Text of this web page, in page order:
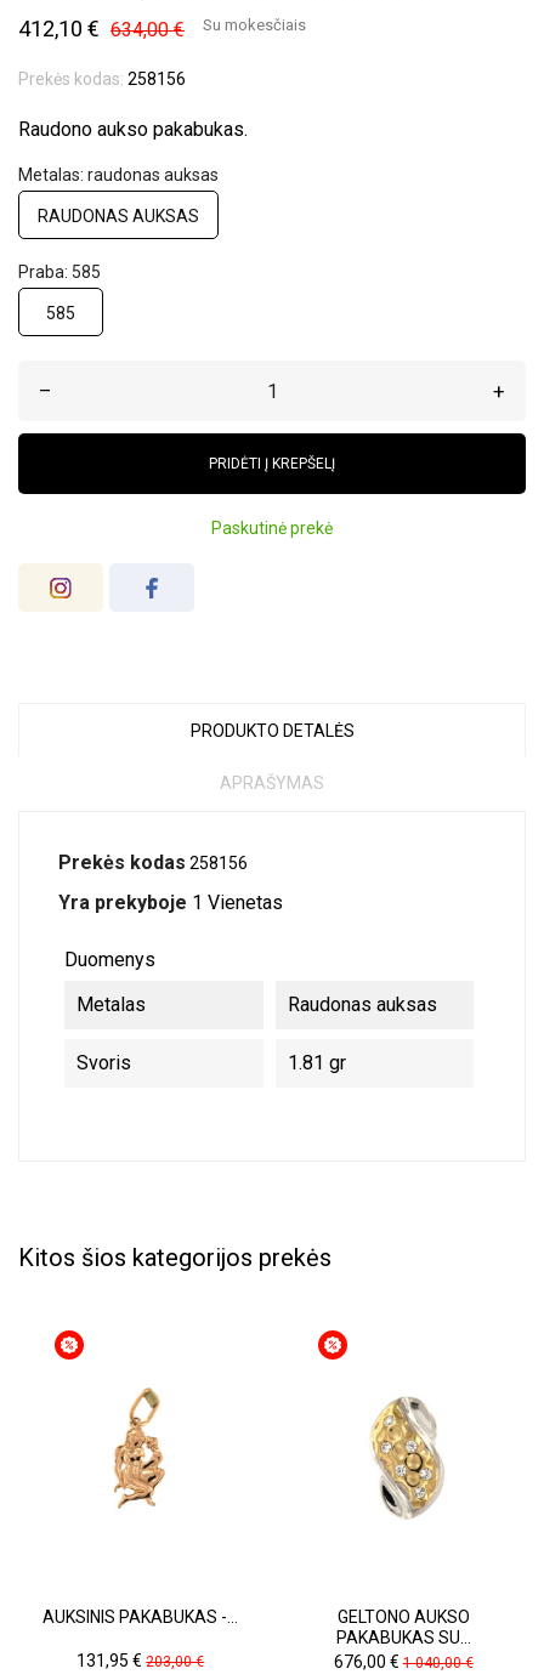
412,10 € 634,00 € Su mokesčiais
Prekės kodas: 258156
Raudono aukso pakabukas.
Metalas: raudonas auksas
RAUDONAS AUKSAS
Praba: 585
585
– +
PRIDĖTI Į KREPŠELĮ
Paskutinė prekė
PRODUKTO DETALĖS
APRAŠYMAS
Prekės kodas 258156
Yra prekyboje 1 Vienetas
Duomenys
Metalas
Raudonas auksas
Svoris 1.81 gr
Kitos šios kategorijos prekės
AUKSINIS PAKABUKAS -...
Kaina
131,95 € Pradinė
203,00 €
GELTONO AUKSO
PAKABUKAS SU...
Kaina
676,00 €Pradinė
1 040,00 €